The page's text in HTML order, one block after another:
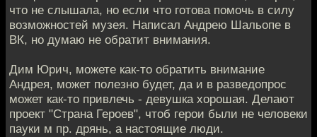
что не слышала, но если что готова помочь в силу
возможностей музея. Написал Андрею Шальопе в
ВК, но думаю не обратит внимания.
Дим Юрич, можете как-то обратить внимание
Андрея, может полезно будет, да и в разведопрос
может как-то привлечь - девушка хорошая. Делают
проект "Страна Героев", чтоб герои были не человеки
пауки м пр. дрянь, а настоящие люди.